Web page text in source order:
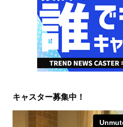
キャスター募集中！